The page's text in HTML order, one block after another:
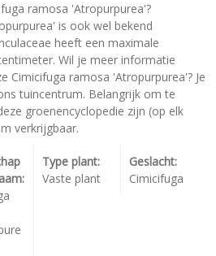
ramosa 'Atropurpurea'?
is ook wel bekend
heeft een maximale
Wil je meer informatie
Cimicifuga ramosa 'Atropurpurea'? Je
tuincentrum. Belangrijk om te
groenencyclopedie zijn (op elk
verkrijgbaar.
Type plant:
Vaste plant
Geslacht:
Cimicifuga